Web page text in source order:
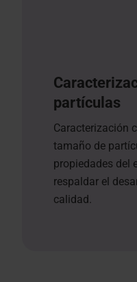
partículas
Caracterización
tamaño de
propiedades del
respaldar el
calidad.